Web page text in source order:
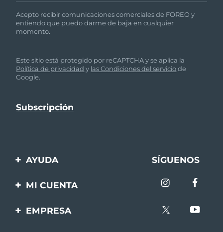
Acepto recibir comunicaciones comerciales de FOREO y
entiendo que puedo darme de baja en cualquier
momento.
Este sitio está protegido por reCAPTCHA y se aplica la
Política de privacidad y las Condiciones del serviciode
Google.
AYUDA
Contáctanos
SÍGUENOS
MI CUENTA
Registro de productos
EMPRESA